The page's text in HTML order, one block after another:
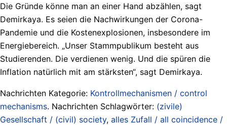
Die Gründe könne man an einer Hand abzählen, sagt
Demirkaya. Es seien die Nachwirkungen der Corona-
Pandemie und die Kostenexplosionen, insbesondere im
Energiebereich. „Unser Stammpublikum besteht aus
Studierenden. Die verdienen wenig. Und die spüren die
Inflation natürlich mit am stärksten“, sagt Demirkaya.
Nachrichten Kategorie: Kontrollmechanismen / control
mechanisms. Nachrichten Schlagwörter: (zivile)
Gesellschaft / (civil) society, alles Zufall / all coincidence /